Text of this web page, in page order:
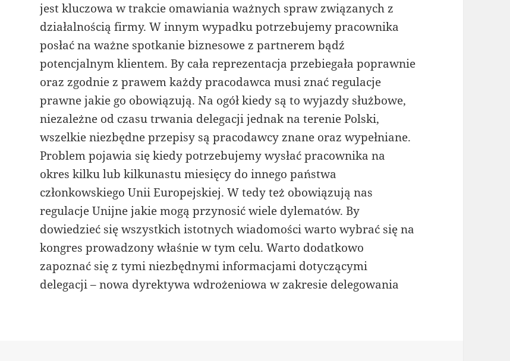
jest kluczowa w trakcie omawiania ważnych spraw związanych z
działalnością firmy. W innym wypadku potrzebujemy pracownika
posłać na ważne spotkanie biznesowe z partnerem bądź
potencjalnym klientem. By cała reprezentacja przebiegała poprawnie
oraz zgodnie z prawem każdy pracodawca musi znać regulacje
prawne jakie go obowiązują. Na ogół kiedy są to wyjazdy służbowe,
niezależne od czasu trwania delegacji jednak na terenie Polski,
wszelkie niezbędne przepisy są pracodawcy znane oraz wypełniane.
Problem pojawia się kiedy potrzebujemy wysłać pracownika na
okres kilku lub kilkunastu miesięcy do innego państwa
członkowskiego Unii Europejskiej. W tedy też obowiązują nas
regulacje Unijne jakie mogą przynosić wiele dylematów. By
dowiedzieć się wszystkich istotnych wiadomości warto wybrać się na
kongres prowadzony właśnie w tym celu. Warto dodatkowo
zapoznać się z tymi niezbędnymi informacjami dotyczącymi
delegacji – nowa dyrektywa wdrożeniowa w zakresie delegowania